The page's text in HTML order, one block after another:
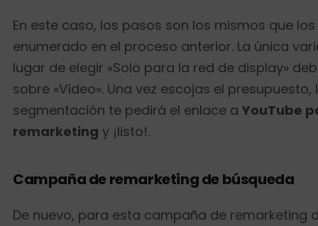
En este caso, los pasos son los mismos que
enumerado en el proceso anterior. La única
lugar de elegir «Solo para la red de display»
sobre «Vídeo». Una vez escojas el presupuesto,
segmentación te pedirá el enlace a YouTube
remarketing y ¡listo!.
Campaña de remarketing de búsqueda
De nuevo, para esta campaña de remarketing